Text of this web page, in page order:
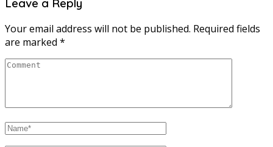
Leave a Reply
Your email address will not be published. Required fields
are marked *